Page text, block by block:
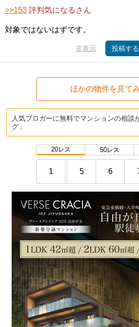
>>153 評判気になるさん
対象ではないはずです。
非表示 投稿する
ほかの物件を見て
人気ブロガーに無料でマンションの相談
グ」
20レス 50レス
1 5 6